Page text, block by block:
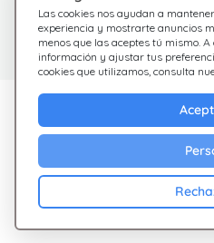
Las cookies nos ayudan a
experiencia y mostrarte anuncios
menos que las aceptes tú mismo.
información y ajustar tus
cookies que utilizamos, consulta
¿Tienes
Descubre Giftsy
Cashback
Blog